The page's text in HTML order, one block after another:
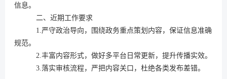
信息。
二、近期工作要求
1. 严守政治导向，围绕政务重点策划内容，保证信息准确
规范。
2. 丰富内容形式，做好多平台日常更新，提升传播实效。
3. 落实审核流程，严把内容关口，杜绝各类发布差错。